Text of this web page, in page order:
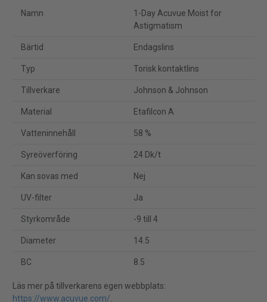
Namn
1-Day Acuvue Moist for
Astigmatism
Bärtid Endagslins
Typ Torisk kontaktlins
Tillverkare Johnson & Johnson
Material Etafilcon A
Vatteninnehåll 58 %
Syreöverföring 24 Dk/t
Kan sovas med Nej
UV-filter Ja
Styrkområde -9 till 4
Diameter 14.5
BC 8.5
Läs mer på tillverkarens egen webbplats:
https://www.acuvue.com/.